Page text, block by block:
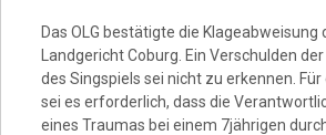
Das OLG bestätigte die Klageabweisung
Landgericht Coburg. Ein Verschulden
des Singspiels sei nicht zu erkennen.
sei es erforderlich, dass die
eines Traumas bei einem 7jährigen